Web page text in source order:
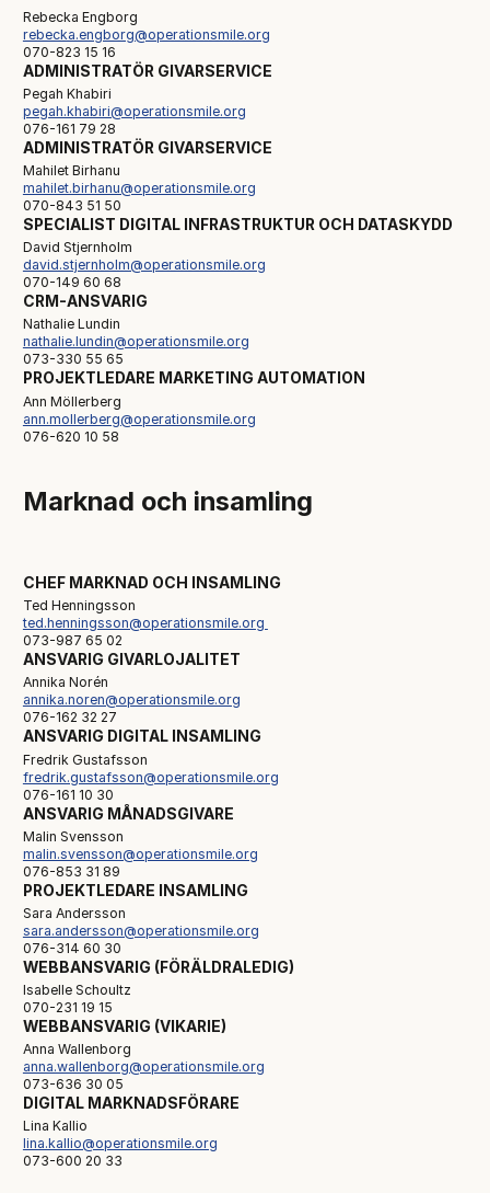
Rebecka Engborg
rebecka.engborg@operationsmile.org
070-823 15 16
ADMINISTRATÖR GIVARSERVICE
Pegah Khabiri
pegah.khabiri@operationsmile.org
076-161 79 28
ADMINISTRATÖR GIVARSERVICE
Mahilet Birhanu
mahilet.birhanu@operationsmile.org
070-843 51 50
SPECIALIST DIGITAL INFRASTRUKTUR OCH DATASKYDD
David Stjernholm
david.stjernholm@operationsmile.org
070-149 60 68
CRM-ANSVARIG
Nathalie Lundin
nathalie.lundin@operationsmile.org
073-330 55 65
PROJEKTLEDARE MARKETING AUTOMATION
Ann Möllerberg
ann.mollerberg@operationsmile.org
076-620 10 58
Marknad och insamling
CHEF MARKNAD OCH INSAMLING
Ted Henningsson
ted.henningsson@operationsmile.org
073-987 65 02
ANSVARIG GIVARLOJALITET
Annika Norén
annika.noren@operationsmile.org
076-162 32 27
ANSVARIG DIGITAL INSAMLING
Fredrik Gustafsson
fredrik.gustafsson@operationsmile.org
076-161 10 30
ANSVARIG MÅNADSGIVARE
Malin Svensson
malin.svensson@operationsmile.org
076-853 31 89
PROJEKTLEDARE INSAMLING
Sara Andersson
sara.andersson@operationsmile.org
076-314 60 30
WEBBANSVARIG (FÖRÄLDRALEDIG)
Isabelle Schoultz
070-231 19 15
WEBBANSVARIG (VIKARIE)
Anna Wallenborg
anna.wallenborg@operationsmile.org
073-636 30 05
DIGITAL MARKNADSFÖRARE
Lina Kallio
lina.kallio@operationsmile.org
073-600 20 33